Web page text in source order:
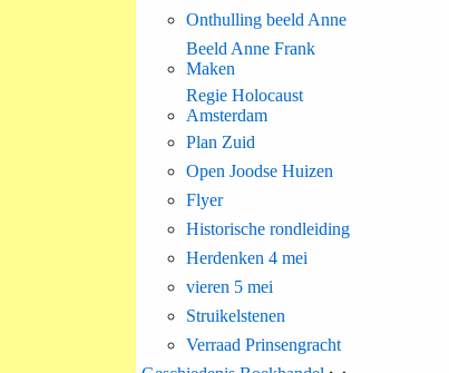
Onthulling beeld Anne
Beeld Anne Frank
Maken
Regie Holocaust
Amsterdam
Plan Zuid
Open Joodse Huizen
Flyer
Historische rondleiding
Herdenken 4 mei
vieren 5 mei
Struikelstenen
Verraad Prinsengracht